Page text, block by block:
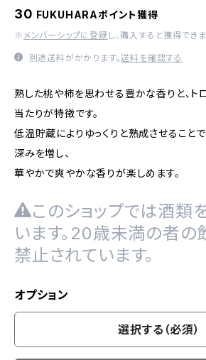
30 FUKUHARAポイント獲得
※ メンバーシップに登録 し、購入すると獲得できま
別途送料がかかります。送料を確認する
熟した桃や柿を思わせる豊かな香りと、ト
当たりが特徴です。
低温貯蔵によりゆっくりと熟成させること
深みを増し、
華やかで爽やかな香りが楽しめます。
このショップでは酒類
います。20歳未満の者
禁止されています。
オプション
選択する（必須）